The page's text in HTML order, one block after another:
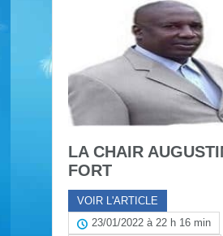
LA CHAIR
FORT
VOIR L'ARTICLE
23/01/2022 à 22 h 16 min